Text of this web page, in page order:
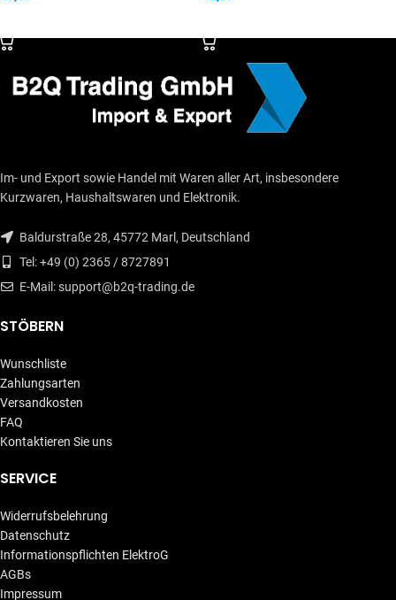
Im- und Export sowie Handel mit Waren aller Art, insbesondere
Kurzwaren, Haushaltswaren und Elektronik.
Baldurstraße 28, 45772 Marl, Deutschland
Tel: +49 (0) 2365 / 8727891
E-Mail: support@b2q-trading.de
STÖBERN
Wunschliste
Zahlungsarten
Versandkosten
FAQ
Kontaktieren Sie uns
SERVICE
Widerrufsbelehrung
Datenschutz
Informationspflichten ElektroG
AGBs
Impressum